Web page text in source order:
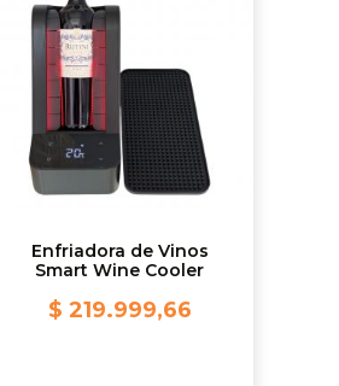
Enfriadora de Vinos
Smart Wine Cooler
$ 219.999,66